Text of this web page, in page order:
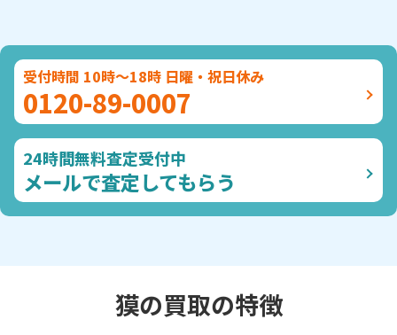
受付時間 10時～18時 日曜・祝日休み
0120-89-0007
24時間無料査定受付中
メールで査定してもらう
獏の買取の特徴